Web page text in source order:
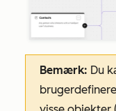
Bemærk: Du